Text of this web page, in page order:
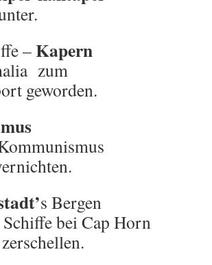
–Kapern
zum
geworden.
s Bergen
bei Cap Horn